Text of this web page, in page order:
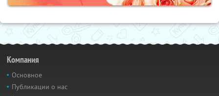
Компания
Основное
Публикации о нас